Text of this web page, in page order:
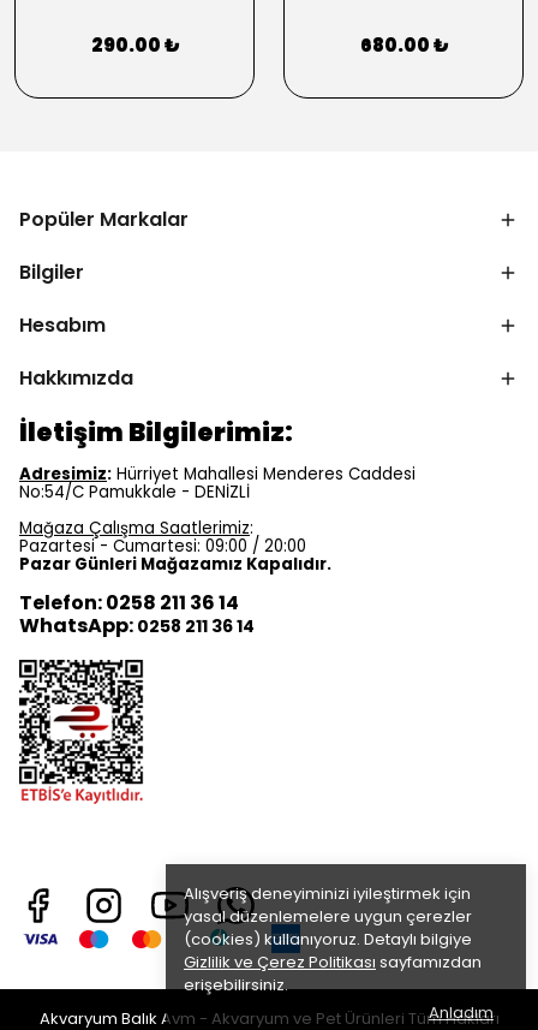
Alışveriş deneyiminizi iyileştirmek için
yasal düzenlemelere uygun çerezler
(cookies) kullanıyoruz. Detaylı bilgiye
Gizlilik ve Çerez Politikası sayfamızdan
erişebilirsiniz.
Anladım
290.00 ₺ 680.00 ₺
Popüler Markalar
Bilgiler
Hesabım
Hakkımızda
İletişim Bilgilerimiz:
Adresimiz: Hürriyet Mahallesi Menderes Caddesi
No:54/C Pamukkale - DENİZLİ
Mağaza Çalışma Saatlerimiz:
Pazartesi - Cumartesi: 09:00 / 20:00
Pazar Günleri Mağazamız Kapalıdır.
Telefon: 0258 211 36 14
WhatsApp: 0258 211 36 14
Akvaryum Balık Avm - Akvaryum ve Pet Ürünleri Tüm Hakları